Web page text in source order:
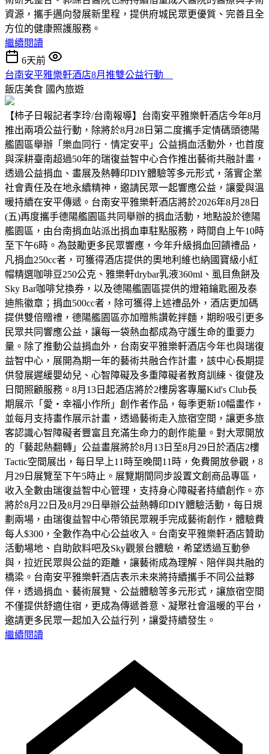
資源，攜手邁向發展新里程，提供府城民眾更優質、完善且全
方位的健康照護服務。
繼續閱讀
6天前
台南安平雅樂軒酒店8月推雙公益行動
飯店美食 國內旅遊
【柿子日報記者李玲/台南報導】台南安平雅樂軒酒店今年8月
推出兩項公益行動，除將於8月28日第二度攜手定情碼頭德陽
艦園區舉辦「樂血同行．情定安平」公益捐血活動外，也首度
與深耕臺南超過50年的瑞復益智中心合作推出藝術共融計畫，
透過公益捐血、畫展及熱轉印DIY體驗等多元形式，落實企業
社會責任及在地永續精神，邀請民眾一起響應公益，讓愛與溫
暖持續在安平傳遞。台南安平雅樂軒酒店將於2026年8月28日
(五)再度攜手德陽艦園區共同舉辦的捐血活動，地點設於德陽
艦園區，由台南捐血站派出捐血車駐點服務，時間自上午10時
至下午6時。為鼓勵更多民眾響應，今年升級捐血回饋禮品，
凡捐血250cc者，可獲得酒店提供的奧地利維也納國寶級小紅
帽精選咖啡豆250公克、雅樂軒drybar乳液360ml、虱目魚餅及
Sky Bar咖啡兌換券，以及德陽艦園區提供的燈箱鑰匙圈及泰
迪熊徽章；捐血500cc者，除可獲得上述禮品外，酒店更加碼
提供雙倍贈禮，德陽艦園區亦加贈熊讚乾拌麵，期盼吸引更多
民眾共同響應公益，讓每一袋熱血都成為守護生命的重要力
量。除了推動公益捐血外，台南安平雅樂軒酒店今年也與瑞復
益智中心，展開為期一年的藝術共融合作計畫，該中心長期提
供發展遲緩嬰幼兒、心智障礙及多重障礙者教育訓練、復健及
日間照顧服務。8月13日起酒店將於2樓房客專屬Kid's Club長
期展示「愛・幸福小作所」創作者作品，每季更新10幅畫作，
並每月支持畫作展示計畫，透過藝術走入旅宿空間，讓更多旅
客認識心智障礙者豐富且充滿生命力的創作能量。對大眾開放
的「藝起熱翻轉」公益畫展將於8月13日至8月29日於酒店2樓
Tactic空間展出，每日早上11時至晚間11時，免費開放參觀，8
月29日展覽至下午5時止。展覽期間同步設置文創商品專區，
收入全數由瑞復益智中心管理，支持身心障礙者持續創作。亦
將於8月22日及8月29日舉辦公益熱轉印DIY體驗活動，每日規
劃兩場，由瑞復益智中心帶領民眾親手完成藝術創作，體驗費
每人$300，全數作為中心公益收入。台南安平雅樂軒酒店贊助
活動場地、自助飲料吧及Sky觀景台體驗，希望透過互動參
與，拉近民眾與公益的距離，讓藝術成為理解、陪伴與共融的
橋梁。台南安平雅樂軒酒店表示未來將持續攜手不同公益夥
伴，透過捐血、藝術展覽、公益體驗等多元形式，讓旅宿空間
不僅提供舒適住宿，更成為傳遞善意、凝聚社會溫暖的平台，
邀請更多民眾一起加入公益行列，讓愛持續發生。
繼續閱讀